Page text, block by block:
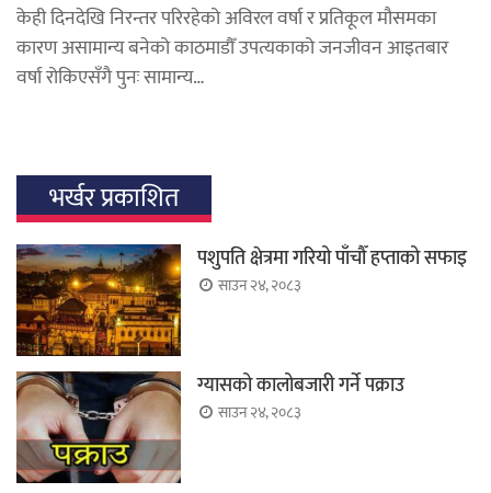
केही दिनदेखि निरन्तर परिरहेको अविरल वर्षा र प्रतिकूल मौसमका
कारण असामान्य बनेको काठमाडौँ उपत्यकाको जनजीवन आइतबार
वर्षा रोकिएसँगै पुनः सामान्य…
भर्खर प्रकाशित
पशुपति क्षेत्रमा गरियो पाँचौँ हप्ताको सफाइ
साउन २४, २०८३
ग्यासको कालोबजारी गर्ने पक्राउ
साउन २४, २०८३